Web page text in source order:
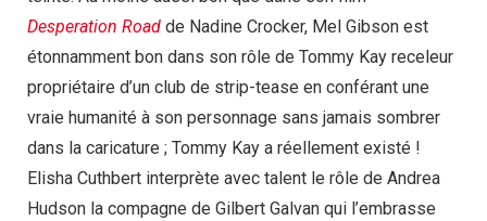
Desperation Road de Nadine Crocker, Mel Gibson est
étonnamment bon dans son rôle de Tommy Kay receleur
propriétaire d’un club de strip-tease en conférant une
vraie humanité à son personnage sans jamais sombrer
dans la caricature ; Tommy Kay a réellement existé !
Elisha Cuthbert interprète avec talent le rôle de Andrea
Hudson la compagne de Gilbert Galvan qui l’embrasse